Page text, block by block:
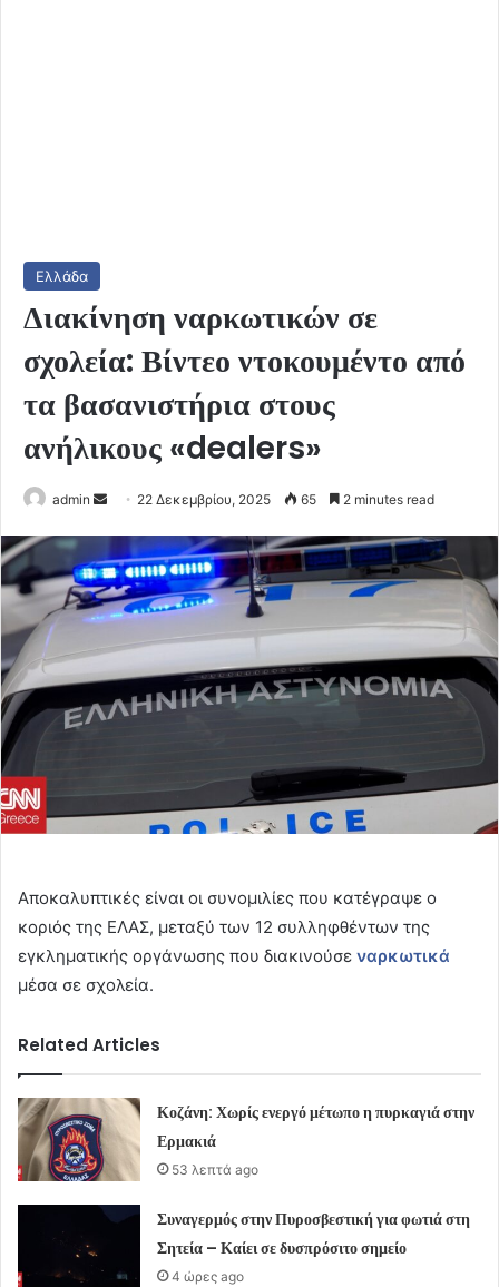
Ελλάδα
Διακίνηση ναρκωτικών σε
σχολεία: Βίντεο ντοκουμέντο από
τα βασανιστήρια στους
ανήλικους «dealers»
admin
Send
email
22 Δεκεμβρίου, 2025 65 2 minutes read
Αποκαλυπτικές είναι οι συνομιλίες που κατέγραψε ο
κοριός της ΕΛΑΣ, μεταξύ των 12 συλληφθέντων της
εγκληματικής οργάνωσης που διακινούσε ναρκωτικά
μέσα σε σχολεία.
Related Articles
Κοζάνη: Χωρίς ενεργό μέτωπο η πυρκαγιά στην
Ερμακιά
53 λεπτά ago
Συναγερμός στην Πυροσβεστική για φωτιά στη
Σητεία – Καίει σε δυσπρόσιτο σημείο
4 ώρες ago